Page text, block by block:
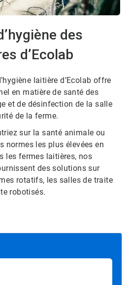
des
d’Ecolab
laitière d’Ecolab offre
en matière de santé des
et de désinfection de la salle
de la ferme.
sur la santé animale ou
normes les plus élevées en
les fermes laitières, nos
des solutions sur
rotatifs, les salles de traite
robotisés.